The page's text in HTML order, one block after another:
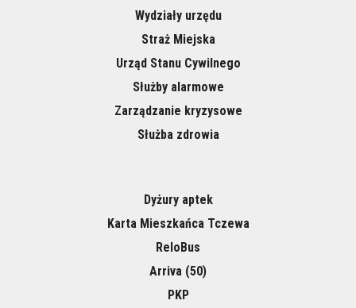
Wydziały urzędu
Straż Miejska
Urząd Stanu Cywilnego
Służby alarmowe
Zarządzanie kryzysowe
Służba zdrowia
Dyżury aptek
Karta Mieszkańca Tczewa
ReloBus
Arriva (50)
PKP